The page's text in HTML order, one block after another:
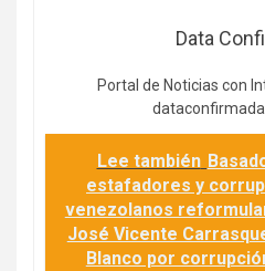
Data
Portal de Noticias con
Lee también
estafadores y
venezolanos
José Vicente
Blanco por